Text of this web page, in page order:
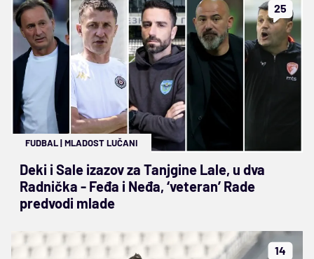
25
FUDBAL|MLADOST LUČANI
Deki i Sale izazov za Tanjgine Lale, u dva
Radnička - Feđa i Neđa, ‘veteran’ Rade
predvodi mlade
14